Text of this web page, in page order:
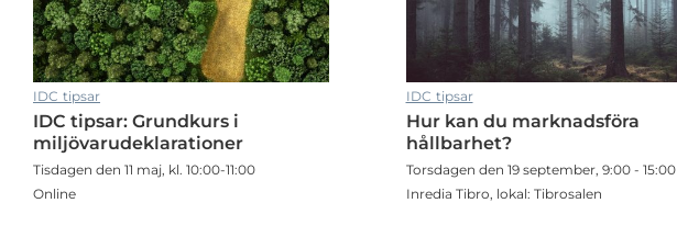
IDC tipsar
IDC tipsar: Grundkurs i
miljövarudeklarationer
Tisdagen den 11 maj, kl. 10:00-11:00
Online
IDC tipsar
Hur kan du marknadsföra
hållbarhet?
Torsdagen den 19 september, 9:00 - 15:00
Inredia Tibro, lokal: Tibrosalen
IDC tipsar: Möbeldagen 2018